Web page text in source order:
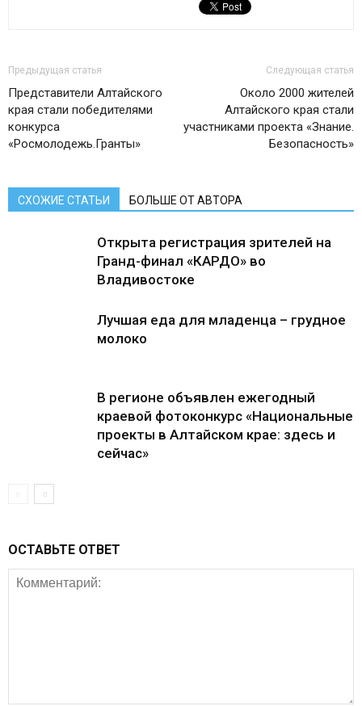
Предыдущая статья
Представители Алтайского
края стали победителями
конкурса
«Росмолодежь.Гранты»
Следующая статья
Около 2000 жителей
Алтайского края стали
участниками проекта «Знание.
Безопасность»
СХОЖИЕ СТАТЬИ БОЛЬШЕ ОТ АВТОРА
Открыта регистрация зрителей на
Гранд-финал «КАРДО» во
Владивостоке
Лучшая еда для младенца – грудное
молоко
В регионе объявлен ежегодный
краевой фотоконкурс «Национальные
проекты в Алтайском крае: здесь и
сейчас»
ОСТАВЬТЕ ОТВЕТ